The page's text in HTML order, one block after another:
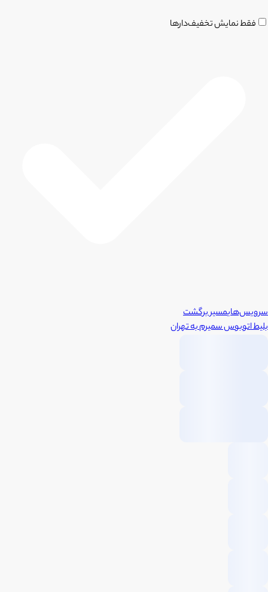
فقط نمایش تخفیف‌دارها
سرویس‌هایمسیر برگشت
بلیط اتوبوسسمیرمبهتهران